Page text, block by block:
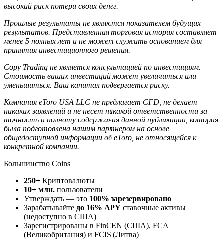
высокий риск потери своих денег.
Прошлые результаты не являются показателем будущих
результатов. Представленная торговая история составляет
менее 5 полных лет и не может служить основанием для
принятия инвестиционного решения.
Copy Trading не является консультацией по инвестициям.
Стоимость ваших инвестиций может увеличиться или
уменьшиться. Ваш капитал подвергается риску.
Компания eToro USA LLC не предлагает CFD, не делает
никаких заявлений и не несет никакой ответственности за
точность и полноту содержания данной публикации, которая
была подготовлена нашим партнером на основе
общедоступной информации об eToro, не относящейся к
конкретной компании.
Большинство Coins
250+ Криптовалюты
10+ млн. пользователи
Утверждать — это 100% зарезервировано
Зарабатывайте до 16% APY ставочные активы
(недоступно в США)
Зарегистрированы в FinCEN (США), FCA
(Великобритания) и FCIS (Литва)